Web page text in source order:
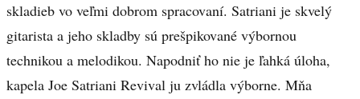
skladieb vo veľmi dobrom spracovaní. Satriani je skvelý
gitarista a jeho skladby sú prešpikované výbornou
technikou a melodikou. Napodniť ho nie je ľahká úloha,
kapela Joe Satriani Revival ju zvládla výborne. Mňa